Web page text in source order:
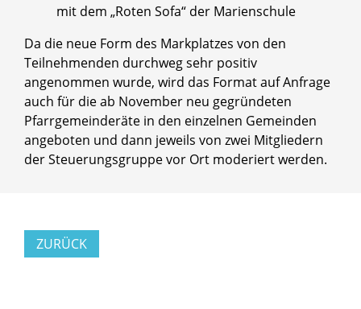
mit dem „Roten Sofa“ der Marienschule
Da die neue Form des Markplatzes von den
Teilnehmenden durchweg sehr positiv
angenommen wurde, wird das Format auf Anfrage
auch für die ab November neu gegründeten
Pfarrgemeinderäte in den einzelnen Gemeinden
angeboten und dann jeweils von zwei Mitgliedern
der Steuerungsgruppe vor Ort moderiert werden.
ZURÜCK